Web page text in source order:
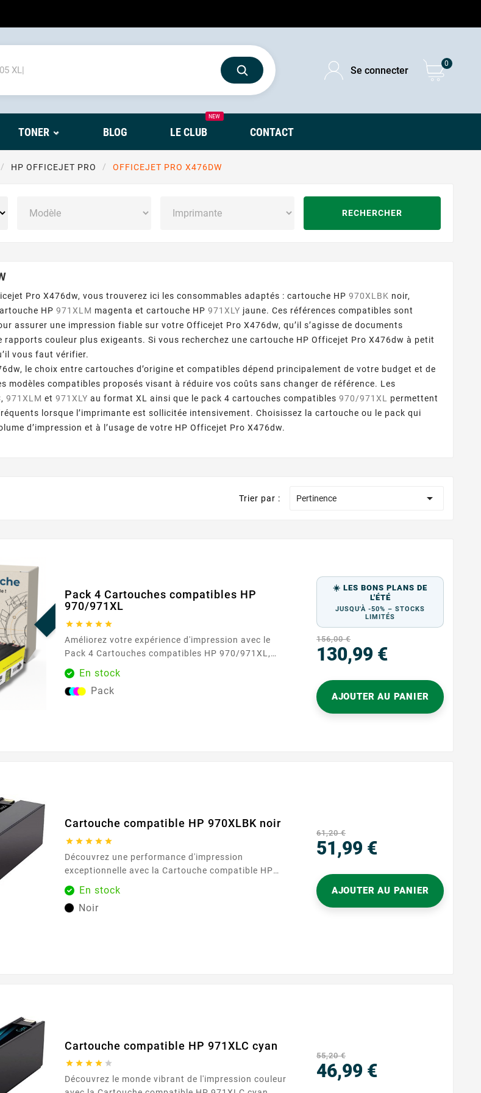
Se connecter
0
TONER BLOG LE CLUB
NEW
CONTACT
HP OFFICEJET PRO OFFICEJET PRO X476DW
RECHERCHER
Pro X476dw, vous trouverez ici les consommables adaptés : cartouche HP970XLBK noir,
HP971XLM magenta et cartouche HP971XLY jaune. Ces références compatibles sont
assurer une impression fiable sur votre Officejet Pro X476dw, qu’il s’agisse de documents
rapports couleur plus exigeants. Si vous recherchez une cartouche HP Officejet Pro X476dw à petit
vous faut vérifier.
le choix entre cartouches d’origine et compatibles dépend principalement de votre budget et de
modèles compatibles proposés visant à réduire vos coûts sans changer de référence. Les
,971XLM et971XLY au format XL ainsi que le pack 4 cartouches compatibles970/971XL
permettent
lorsque l’imprimante est sollicitée intensivement. Choisissez la cartouche ou le pack qui
d’impression et à l’usage de votre HP Officejet Pro X476dw.
Trier par : Pertinence 
PROMO !
Pack 4 Cartouches compatibles HP
970/971XL
    
Améliorez votre expérience d'impression avec le
Pack 4 Cartouches compatibles HP 970/971XL,
disponible exclusivement chez Easycartouche.
Conçues pour offrir des impressions de haute
qualité, ces cartouches garantissent que chaque
En stock
Pack
☀️ LES BONS PLANS DE
L'ÉTÉ
JUSQU'À -50% – STOCKS
LIMITÉS
156,00 €
130,99 €
AJOUTER AU PANIER
Cartouche compatible HP 970XLBK noir
    
Découvrez une performance d'impression
exceptionnelle avec la Cartouche compatible HP
970XLBK noir , conçue pour répondre à vos besoins
d'impression en volume élevé. Parfaite pour les
environnements domestiques et de bureau, cette
En stock
Noir
61,20 €
51,99 €
AJOUTER AU PANIER
Cartouche compatible HP 971XLC cyan
    
Découvrez le monde vibrant de l'impression couleur
55,20 €
46,99 €